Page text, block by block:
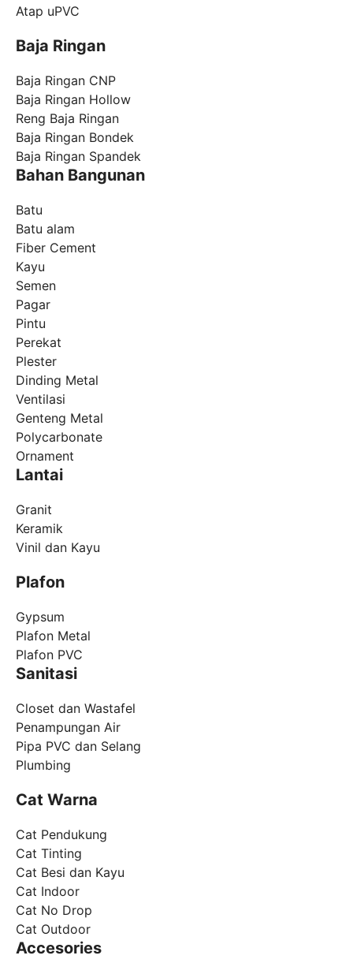
Atap uPVC
Baja Ringan
Baja Ringan CNP
Baja Ringan Hollow
Reng Baja Ringan
Baja Ringan Bondek
Baja Ringan Spandek
Bahan Bangunan
Batu
Batu alam
Fiber Cement
Kayu
Semen
Pagar
Pintu
Perekat
Plester
Dinding Metal
Ventilasi
Genteng Metal
Polycarbonate
Ornament
Lantai
Granit
Keramik
Vinil dan Kayu
Plafon
Gypsum
Plafon Metal
Plafon PVC
Sanitasi
Closet dan Wastafel
Penampungan Air
Pipa PVC dan Selang
Plumbing
Cat Warna
Cat Pendukung
Cat Tinting
Cat Besi dan Kayu
Cat Indoor
Cat No Drop
Cat Outdoor
Accesories